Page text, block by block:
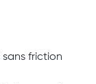
friction